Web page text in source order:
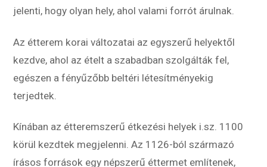
jelenti, hogy olyan hely, ahol valami forrót árulnak.
Az étterem korai változatai az egyszerű helyektől
kezdve, ahol az ételt a szabadban szolgálták fel,
egészen a fényűzőbb beltéri létesítményekig
terjedtek.
Kínában az étteremszerű étkezési helyek i.sz. 1100
körül kezdtek megjelenni. Az 1126-ból származó
írásos források egy népszerű éttermet említenek,